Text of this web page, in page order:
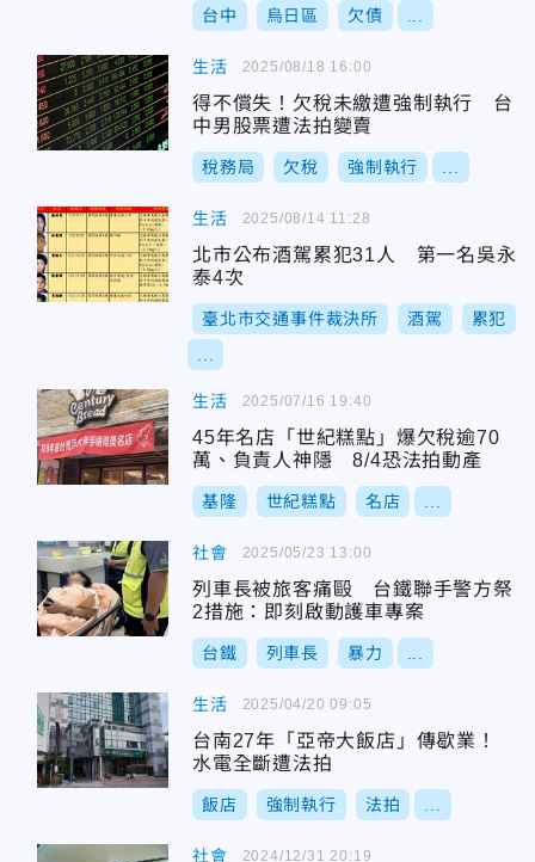
台中 烏日區 欠債
生活
得不償失！欠稅未繳遭強制執行 台
中男股票遭法拍變賣
稅務局 欠稅 強制執行
2025/08/18 16:00
生活
北市公布酒駕累犯31人 第一名吳永
泰4次
臺北市交通事件裁決所 酒駕 累犯
2025/08/14 11:28
生活
45年名店「世紀糕點」爆欠稅逾70
萬、負責人神隱 8/4恐法拍動產
基隆 世紀糕點 名店
2025/07/16 19:40
社會
列車長被旅客痛毆 台鐵聯手警方祭
2措施：即刻啟動護車專案
台鐵 列車長 暴力
2025/05/23 13:00
生活
台南27年「亞帝大飯店」傳歇業！
水電全斷遭法拍
飯店 強制執行 法拍
2025/04/20 09:05
社會 2024/12/31 20:19